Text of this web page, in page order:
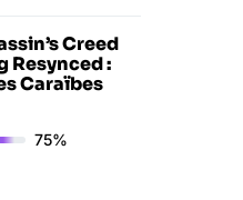
Creed
Resynced :
Caraïbes
75%